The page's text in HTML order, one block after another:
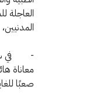
العاجلة
- في
معاناة
صعبًا